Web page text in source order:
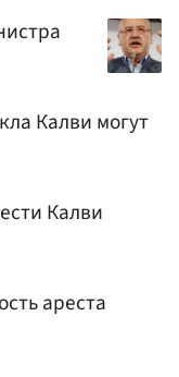
Калви могут
Калви
ареста